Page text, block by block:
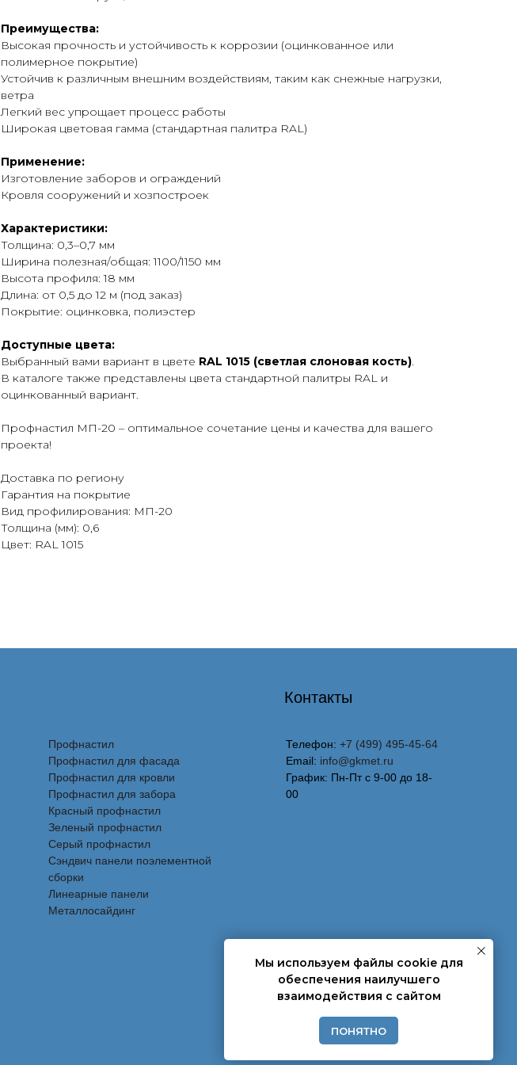
Преимущества:
Высокая прочность и устойчивость к коррозии (оцинкованное или
полимерное покрытие)
Устойчив к различным внешним воздействиям, таким как снежные нагрузки,
ветра
Легкий вес упрощает процесс работы
Широкая цветовая гамма (стандартная палитра RAL)
Применение:
Изготовление заборов и ограждений
Кровля сооружений и хозпостроек
Характеристики:
Толщина: 0,3–0,7 мм
Ширина полезная/общая: 1100/1150 мм
Высота профиля: 18 мм
Длина: от 0,5 до 12 м (под заказ)
Покрытие: оцинковка, полиэстер
Доступные цвета:
Выбранный вами вариант в цвете RAL 1015 (светлая слоновая кость).
В каталоге также представлены цвета стандартной палитры RAL и
оцинкованный вариант.
Профнастил МП-20 – оптимальное сочетание цены и качества для вашего
проекта!
Доставка по региону
Гарантия на покрытие
Вид профилирования: МП-20
Толщина (мм): 0,6
Цвет: RAL 1015
Профнастил
Профнастил для фасада
Профнастил для кровли
Профнастил для забора
Красный профнастил
Зеленый профнастил
Серый профнастил
Сэндвич панели поэлементной
сборки
Линеарные панели
Металлосайдинг
Телефон: +7 (499) 495-45-64
Email: info@gkmet.ru
График: Пн-Пт с 9-00 до 18-
00
Контакты
Мы используем файлы cookie для
обеспечения наилучшего
взаимодействия с сайтом
ПОНЯТНО